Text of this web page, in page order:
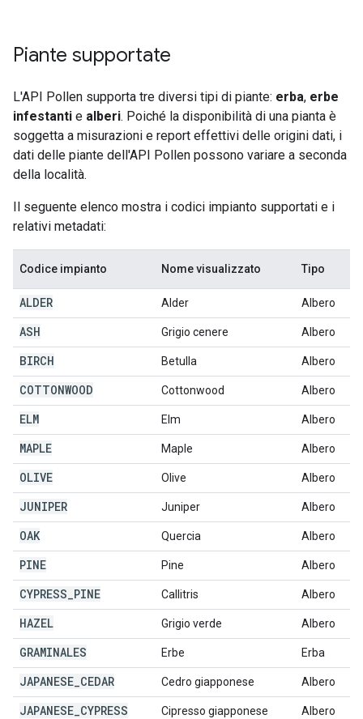
Piante supportate
L'API Pollen supporta tre diversi tipi di piante: erba, erbe
infestanti e alberi. Poiché la disponibilità di una pianta è
soggetta a misurazioni e report effettivi delle origini dati, i
dati delle piante dell'API Pollen possono variare a seconda
della località.
Il seguente elenco mostra i codici impianto supportati e i
relativi metadati:
Codice impianto Nome visualizzato Tipo
ALDER Alder Albero
ASH Grigio cenere Albero
BIRCH Betulla Albero
COTTONWOOD Cottonwood Albero
ELM Elm Albero
MAPLE Maple Albero
OLIVE Olive Albero
JUNIPER Juniper Albero
OAK Quercia Albero
PINE Pine Albero
CYPRESS PINE Callitris Albero
HAZEL Grigio verde Albero
GRAMINALES Erbe Erba
JAPANESE CEDAR Cedro giapponese Albero
JAPANESE CYPRESS Cipresso giapponese Albero